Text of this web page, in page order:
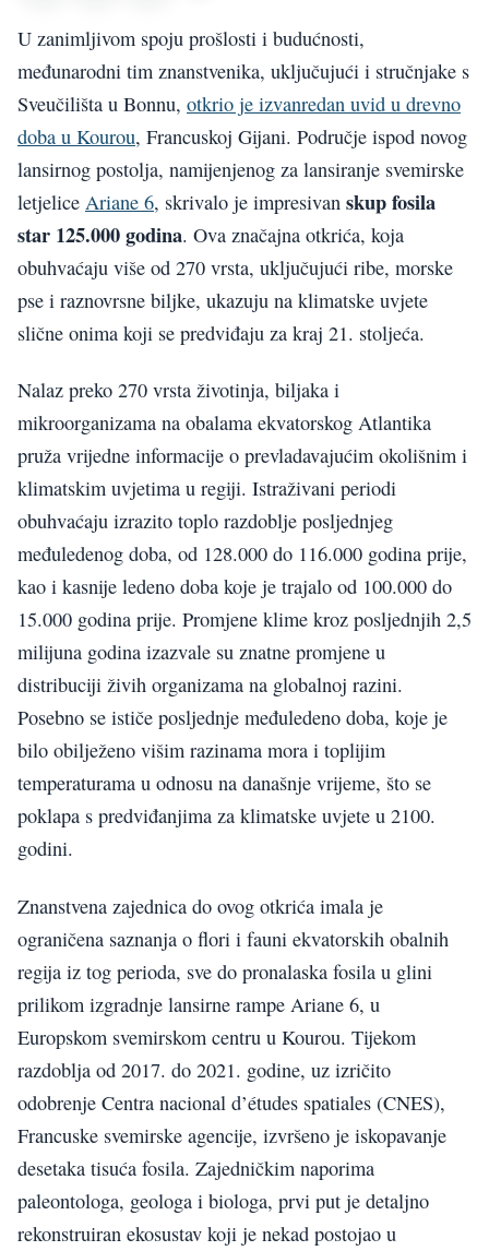
U zanimljivom spoju prošlosti i budućnosti,
međunarodni tim znanstvenika, uključujući i stručnjake s
Sveučilišta u Bonnu, otkrio je izvanredan uvid u drevno
doba u Kourou, Francuskoj Gijani. Područje ispod novog
lansirnog postolja, namijenjenog za lansiranje svemirske
letjelice Ariane 6, skrivalo je impresivan skup fosila
star 125.000 godina. Ova značajna otkrića, koja
obuhvaćaju više od 270 vrsta, uključujući ribe, morske
pse i raznovrsne biljke, ukazuju na klimatske uvjete
slične onima koji se predviđaju za kraj 21. stoljeća.
Nalaz preko 270 vrsta životinja, biljaka i
mikroorganizama na obalama ekvatorskog Atlantika
pruža vrijedne informacije o prevladavajućim okolišnim i
klimatskim uvjetima u regiji. Istraživani periodi
obuhvaćaju izrazito toplo razdoblje posljednjeg
međuledenog doba, od 128.000 do 116.000 godina prije,
kao i kasnije ledeno doba koje je trajalo od 100.000 do
15.000 godina prije. Promjene klime kroz posljednjih 2,5
milijuna godina izazvale su znatne promjene u
distribuciji živih organizama na globalnoj razini.
Posebno se ističe posljednje međuledeno doba, koje je
bilo obilježeno višim razinama mora i toplijim
temperaturama u odnosu na današnje vrijeme, što se
poklapa s predviđanjima za klimatske uvjete u 2100.
godini.
Znanstvena zajednica do ovog otkrića imala je
ograničena saznanja o flori i fauni ekvatorskih obalnih
regija iz tog perioda, sve do pronalaska fosila u glini
prilikom izgradnje lansirne rampe Ariane 6, u
Europskom svemirskom centru u Kourou. Tijekom
razdoblja od 2017. do 2021. godine, uz izričito
odobrenje Centra nacional d’études spatiales (CNES),
Francuske svemirske agencije, izvršeno je iskopavanje
desetaka tisuća fosila. Zajedničkim naporima
paleontologa, geologa i biologa, prvi put je detaljno
rekonstruiran ekosustav koji je nekad postojao u